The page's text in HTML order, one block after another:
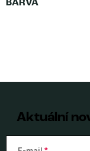
Aktuální